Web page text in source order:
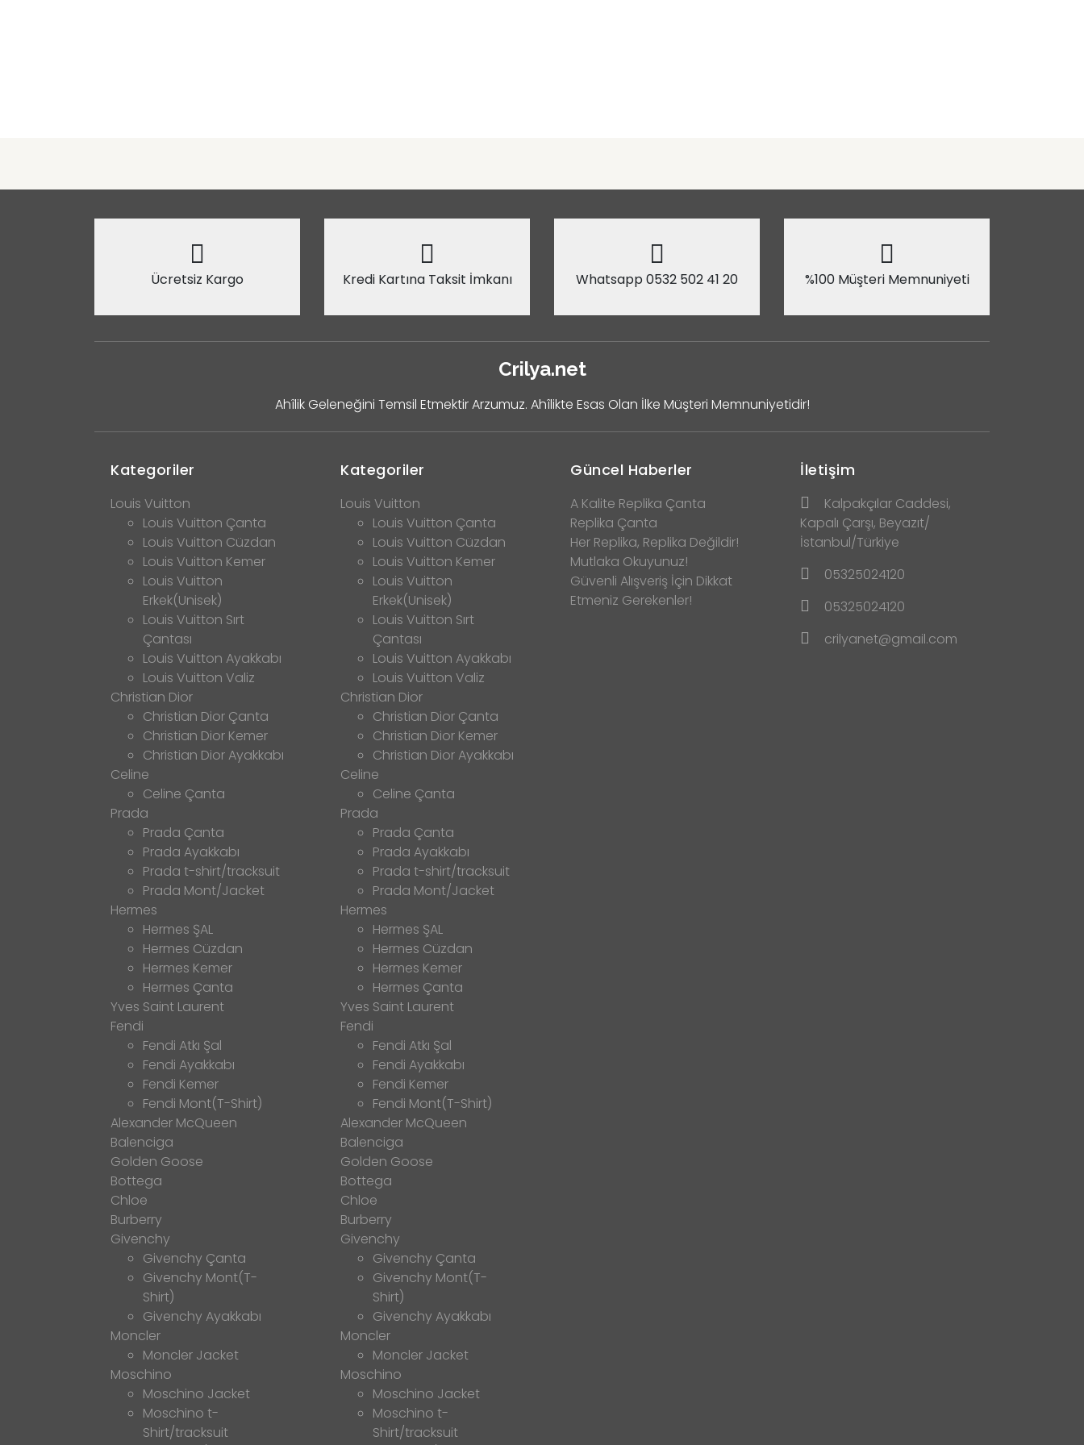
Ücretsiz Kargo Kredi Kartına Taksit İmkanı Whatsapp 0532 502 41 20 %100 Müşteri Memnuniyeti
Crilya.net
Ahîlik Geleneğini Temsil Etmektir Arzumuz. Ahîlikte Esas Olan İlke Müşteri Memnuniyetidir!
Kategoriler
Louis Vuitton
Louis Vuitton Çanta
Louis Vuitton Cüzdan
Louis Vuitton Kemer
Louis Vuitton
Erkek(Unisek)
Louis Vuitton Sırt
Çantası
Louis Vuitton Ayakkabı
Louis Vuitton Valiz
Christian Dior
Christian Dior Çanta
Christian Dior Kemer
Christian Dior Ayakkabı
Celine
Celine Çanta
Prada
Prada Çanta
Prada Ayakkabı
Prada t-shirt/tracksuit
Prada Mont/Jacket
Hermes
Hermes ŞAL
Hermes Cüzdan
Hermes Kemer
Hermes Çanta
Yves Saint Laurent
Fendi
Fendi Atkı Şal
Fendi Ayakkabı
Fendi Kemer
Fendi Mont(T-Shirt)
Alexander McQueen
Balenciga
Golden Goose
Bottega
Chloe
Burberry
Givenchy
Givenchy Çanta
Givenchy Mont(T-
Shirt)
Givenchy Ayakkabı
Moncler
Moncler Jacket
Moschino
Moschino Jacket
Moschino t-
Shirt/tracksuit
Kategoriler
Louis Vuitton
Louis Vuitton Çanta
Louis Vuitton Cüzdan
Louis Vuitton Kemer
Louis Vuitton
Erkek(Unisek)
Louis Vuitton Sırt
Çantası
Louis Vuitton Ayakkabı
Louis Vuitton Valiz
Christian Dior
Christian Dior Çanta
Christian Dior Kemer
Christian Dior Ayakkabı
Celine
Celine Çanta
Prada
Prada Çanta
Prada Ayakkabı
Prada t-shirt/tracksuit
Prada Mont/Jacket
Hermes
Hermes ŞAL
Hermes Cüzdan
Hermes Kemer
Hermes Çanta
Yves Saint Laurent
Fendi
Fendi Atkı Şal
Fendi Ayakkabı
Fendi Kemer
Fendi Mont(T-Shirt)
Alexander McQueen
Balenciga
Golden Goose
Bottega
Chloe
Burberry
Givenchy
Givenchy Çanta
Givenchy Mont(T-
Shirt)
Givenchy Ayakkabı
Moncler
Moncler Jacket
Moschino
Moschino Jacket
Moschino t-
Shirt/tracksuit
Güncel Haberler
A Kalite Replika Çanta
Replika Çanta
Her Replika, Replika Değildir!
Mutlaka Okuyunuz!
Güvenli Alışveriş İçin Dikkat
Etmeniz Gerekenler!
İletişim
Kalpakçılar Caddesi,
Kapalı Çarşı, Beyazıt/
İstanbul/Türkiye
05325024120
05325024120
crilyanet@gmail.com